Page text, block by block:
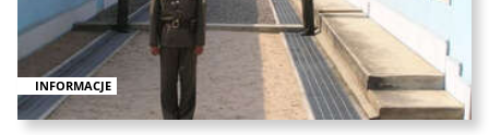
INFORMACJE